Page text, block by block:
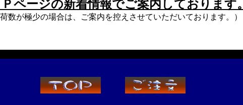
ページの新着情報でご案内しております。
数が極少の場合は、ご案内を控えさせていただいております。）